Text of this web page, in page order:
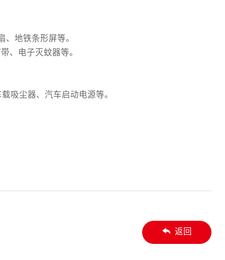
地铁条形屏等。
、电子灭蚊器等。
吸尘器、汽车启动电源等。
返回